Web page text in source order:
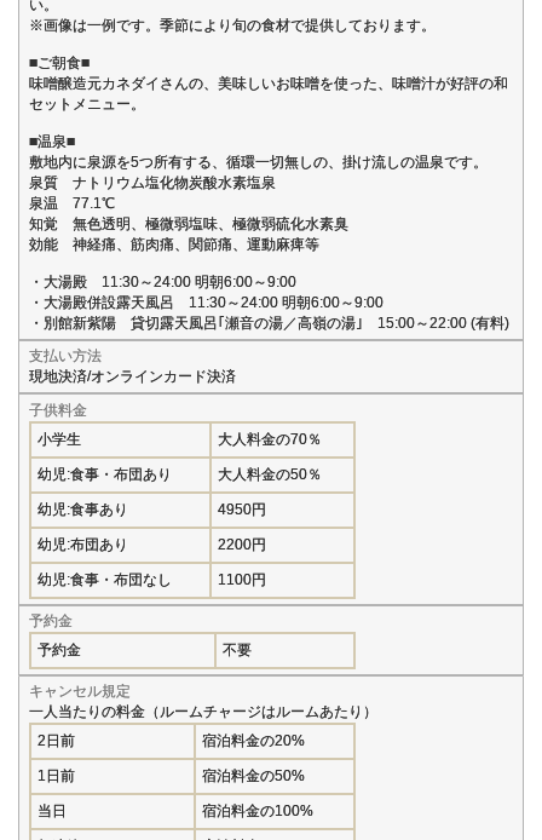
い。
※画像は一例です。季節により旬の食材で提供しております。
■ご朝食■
味噌醸造元カネダイさんの、美味しいお味噌を使った、味噌汁が好評の和
セットメニュー。
■温泉■
敷地内に泉源を5つ所有する、循環一切無しの、掛け流しの温泉です。
泉質 ナトリウム塩化物炭酸水素塩泉
泉温 77.1℃
知覚 無色透明、極微弱塩味、極微弱硫化水素臭
効能 神経痛、筋肉痛、関節痛、運動麻痺等
・大湯殿 11:30～24:00 明朝6:00～9:00
・大湯殿併設露天風呂 11:30～24:00 明朝6:00～9:00
・別館新紫陽 貸切露天風呂｢瀬音の湯／高嶺の湯｣ 15:00～22:00 (有料)
支払い方法
現地決済/オンラインカード決済
子供料金
小学生
大人料金の70％
幼児:食事・布団あり 大人料金の50％
幼児:食事あり 4950円
幼児:布団あり 2200円
幼児:食事・布団なし 1100円
予約金
予約金
不要
キャンセル規定
一人当たりの料金（ルームチャージはルームあたり）
2日前
宿泊料金の20%
1日前 宿泊料金の50%
当日 宿泊料金の100%